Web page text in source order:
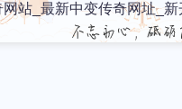
网站_最新中变传奇网址_